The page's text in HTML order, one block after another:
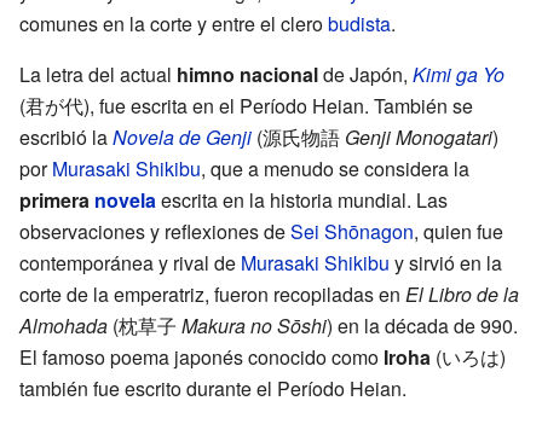
comunes en la corte y entre el clerobudista.
La letra del actual himno nacionalde Japón, Kimi ga Yo
(君が代), fue escrita en el Período Heian. También se
escribió laNovela de Genji (源氏物語 Genji Monogatari)
porMurasaki Shikibu, que a menudo se considera la
primera novelaescrita en la historia mundial. Las
observaciones y reflexiones deSei Shōnagon, quien fue
contemporánea y rival de Murasaki Shikibu y sirvió en la
corte de la emperatriz, fueron recopiladas en El Libro de la
Almohada (枕草子 Makura no Sōshi) en la década de 990.
El famoso poema japonés conocido como Iroha (いろは)
también fue escrito durante el Período Heian.